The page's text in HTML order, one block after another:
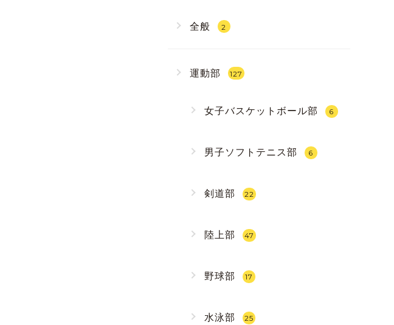
全般 2
運動部 127
女子バスケットボール部 6
男子ソフトテニス部 6
剣道部 22
陸上部 47
野球部 17
水泳部 25